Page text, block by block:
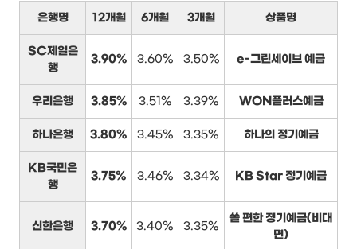
은행명 12개월 6개월 3개월 상품명
SC제일은
행
3.90% 3.60% 3.50% e-그린세이브 예금
우리은행 3.85% 3.51% 3.39% WON플러스예금
하나은행 3.80% 3.45% 3.35% 하나의 정기예금
KB국민은
행
3.75% 3.46% 3.34% KB Star 정기예금
신한은행 3.70% 3.40% 3.35%
쏠 편한 정기예금(비대
면)